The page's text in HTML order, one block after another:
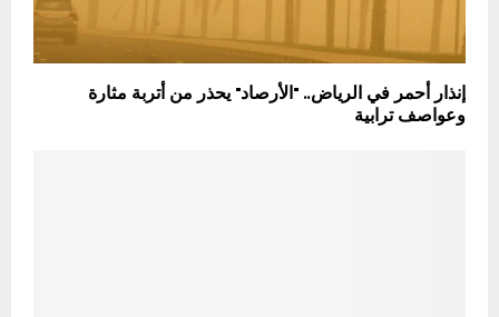
إنذار أحمر في الرياض.. "الأرصاد" يحذر من أتربة مثارة
وعواصف ترابية